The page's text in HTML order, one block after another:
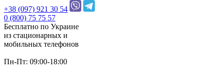
+38 (097) 921 30 54
0 (800) 75 75 57
Бесплатно по Украине
из стационарных и
мобильных телефонов
Пн-Пт: 09:00-18:00